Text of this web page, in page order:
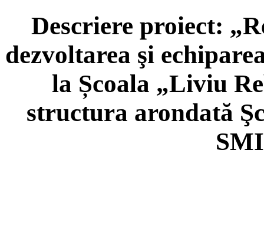
Descriere proiect:
dezvoltarea şi
la Școala „Liviu
structura arondată